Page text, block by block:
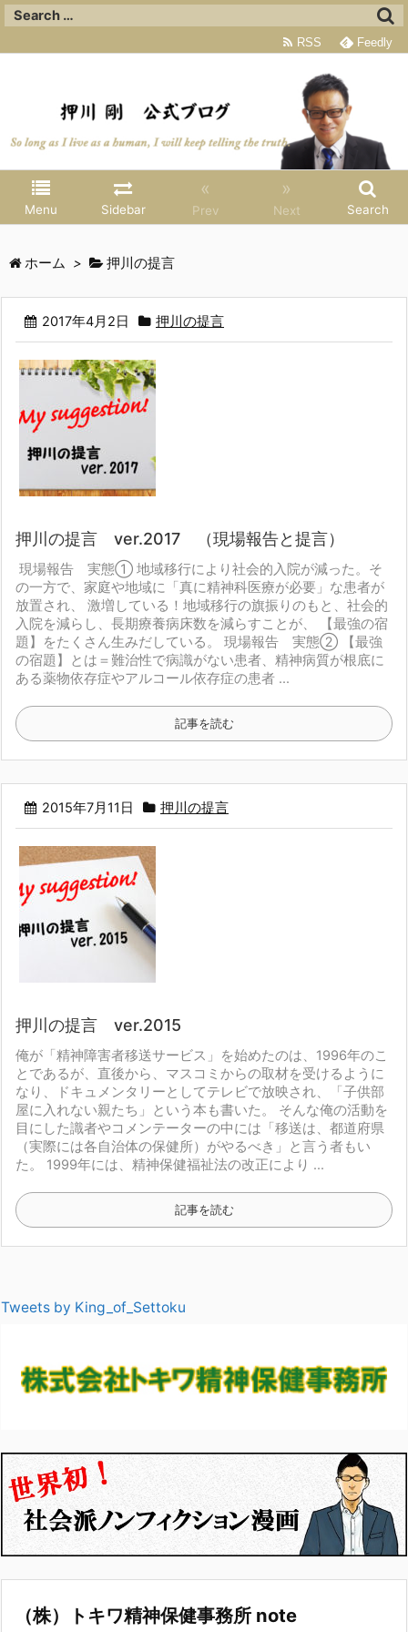
Menu Sidebar
«
Prev
»
Next Search
RSS Feedly
ホーム > 押川の提言
2017年4月2日 押川の提言
押川の提言 ver.2017 （現場報告と提言）
現場報告 実態① 地域移行により社会的入院が減った。そ
の一方で、家庭や地域に「真に精神科医療が必要」な患者が
放置され、 激増している！ 地域移行の旗振りのもと、社会的
入院を減らし、長期療養病床数を減らすことが、 【最強の宿
題】をたくさん生みだしている。
現場報告 実態②
【最強
の宿題】とは＝難治性で病識がない患者、精神病質が根底に
ある薬物依存症やアルコール依存症の患者 ...
記事を読む
2015年7月11日 押川の提言
押川の提言 ver.2015
俺が「精神障害者移送サービス」を始めたのは、1996年のこ
とであるが、 直後から、マスコミからの取材を受けるように
なり、ドキュメンタリーとしてテレビで放映され、
「子供部
屋に入れない親たち」という本も書いた。
そんな俺の活動を
目にした識者やコメンテーターの中には 「移送は、都道府県
（実際には各自治体の保健所）がやるべき」と言う者もい
た。
1999年には、精神保健福祉法の改正により ...
記事を読む
Tweets by King_of_Settoku
（株）トキワ精神保健事務所 note